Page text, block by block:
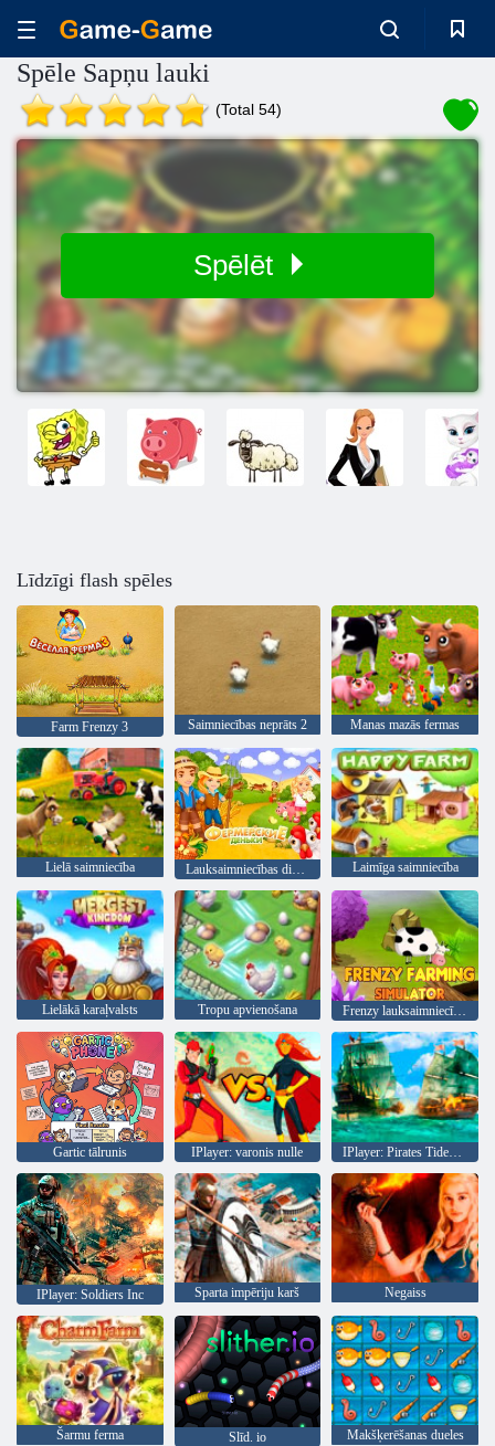
Spēle Sapņu lauki
(Total 54)
Spēlēt
Līdzīgi flash spēles
Farm Frenzy 3 Saimniecības neprāts 2 Manas mazās fermas
Lielā saimniecība Lauksaimniecības dienas Laimīga saimniecība
Lielākā karaļvalsts Tropu apvienošana Frenzy lauksaimniecības simulators
Gartic tālrunis IPlayer: varonis nulle IPlayer: Pirates Tides of Fortune
IPlayer: Soldiers Inc Sparta impēriju karš Negaiss
Šarmu ferma Slīd. io Makšķerēšanas dueles